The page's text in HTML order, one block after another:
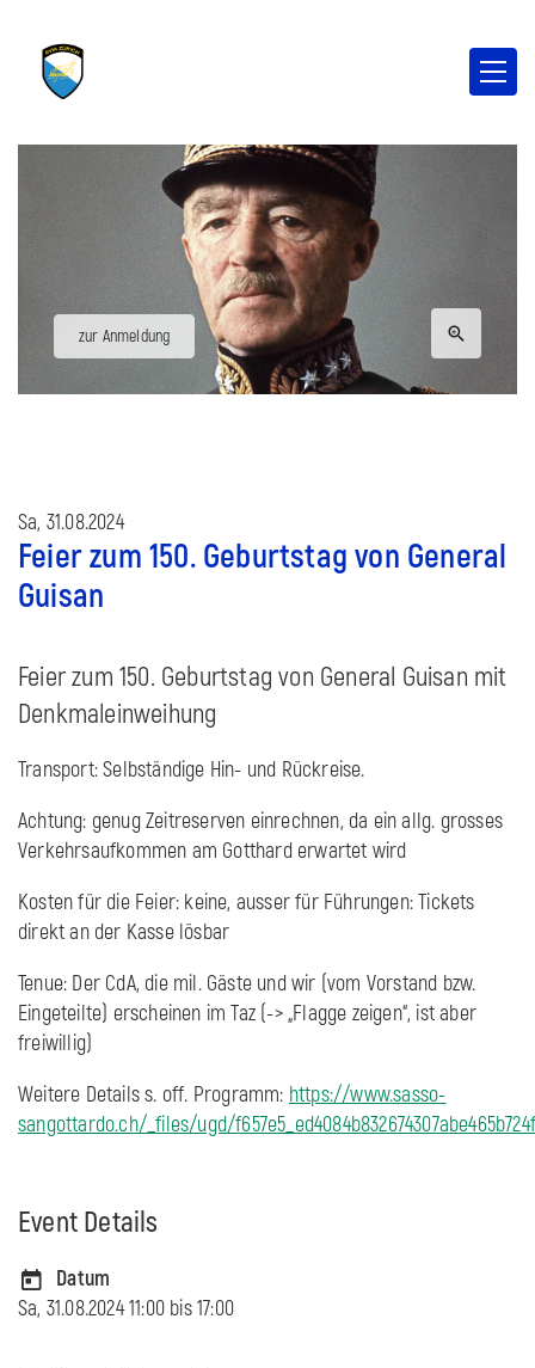
zur Anmeldung
Sa, 31.08.2024
Feier zum 150. Geburtstag von General
Guisan
Feier zum 150. Geburtstag von General Guisan mit
Denkmaleinweihung
Transport: Selbständige Hin- und Rückreise.
Achtung: genug Zeitreserven einrechnen, da ein allg. grosses
Verkehrsaufkommen am Gotthard erwartet wird
Kosten für die Feier: keine, ausser für Führungen: Tickets
direkt an der Kasse lösbar
Tenue: Der CdA, die mil. Gäste und wir (vom Vorstand bzw.
Eingeteilte) erscheinen im Taz (-> „Flagge zeigen“, ist aber
freiwillig)
Weitere Details s. off. Programm: https://www.sasso-
sangottardo.ch/_files/ugd/
Event Details
Datum
Sa, 31.08.2024 11:00 bis17:00